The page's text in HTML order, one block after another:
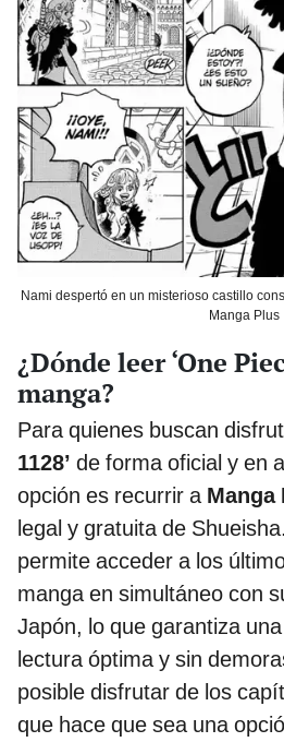
Nami despertó en un misterioso castillo
Manga Plus
¿Dónde leer ‘One
manga?
Para quienes buscan
1128’ de forma oficial y en
opción es recurrir a Manga
legal y gratuita de
permite acceder a los
manga en simultáneo con
Japón, lo que garantiza
lectura óptima y sin
posible disfrutar de los
que hace que sea una